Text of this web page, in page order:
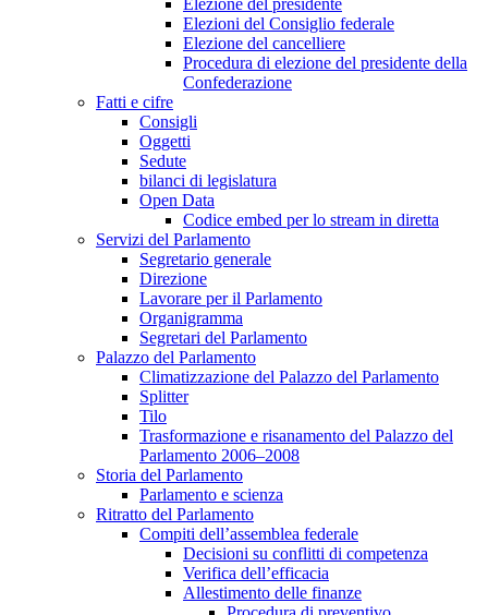
Elezione del presidente
Elezioni del Consiglio federale
Elezione del cancelliere
Procedura di elezione del presidente della
Confederazione
Fatti e cifre
Consigli
Oggetti
Sedute
bilanci di legislatura
Open Data
Codice embed per lo stream in diretta
Servizi del Parlamento
Segretario generale
Direzione
Lavorare per il Parlamento
Organigramma
Segretari del Parlamento
Palazzo del Parlamento
Climatizzazione del Palazzo del Parlamento
Splitter
Tilo
Trasformazione e risanamento del Palazzo del
Parlamento 2006–2008
Storia del Parlamento
Parlamento e scienza
Ritratto del Parlamento
Compiti dell’assemblea federale
Decisioni su conflitti di competenza
Verifica dell’efficacia
Allestimento delle finanze